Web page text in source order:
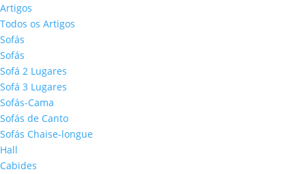
Artigos
Todos os Artigos
Sofás
Sofás
Sofá 2 Lugares
Sofá 3 Lugares
Sofás-Cama
Sofás de Canto
Sofás Chaise-longue
Hall
Cabides